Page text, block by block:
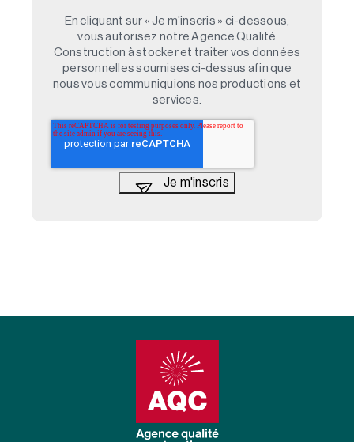
En cliquant sur « Je m'inscris » ci-dessous,
vous autorisez notre Agence Qualité
Construction à stocker et traiter vos données
personnelles soumises ci-dessus afin que
nous vous communiquions nos productions et
services.